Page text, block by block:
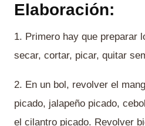
Elaboración:
1. Primero hay que preparar
secar, cortar, picar, quitar
2. En un bol, revolver el
picado, jalapeño picado,
el cilantro picado. Revolver